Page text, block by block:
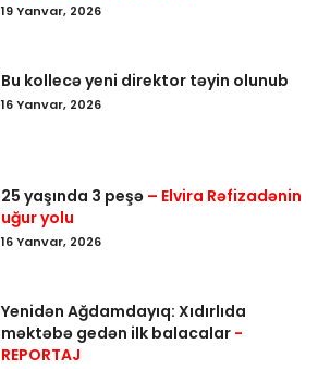
19 Yanvar, 2026
Bu kollecə yeni direktor təyin olunub
16 Yanvar, 2026
25 yaşında 3 peşə – Elvira Rəfizadənin
uğur yolu
16 Yanvar, 2026
Yenidən Ağdamdayıq: Xıdırlıda
məktəbə gedən ilk balacalar -
REPORTAJ